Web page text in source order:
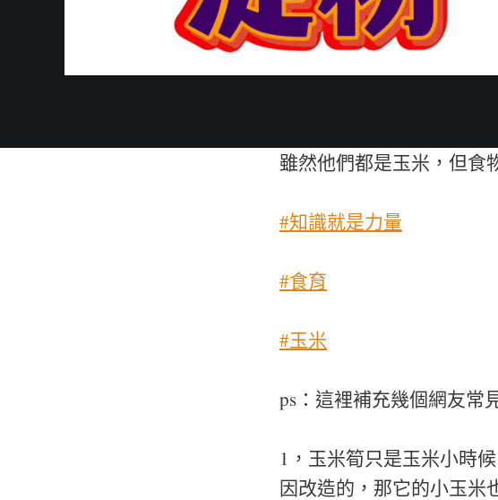
雖然他們都是玉米，但食
#知識就是力量
#食育
#玉米
ps：這裡補充幾個網友常
1，玉米筍只是玉米小時
因改造的，那它的小玉米